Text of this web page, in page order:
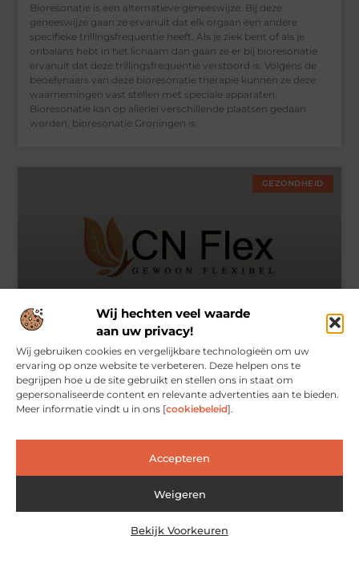
Wij hechten veel waarde
aan uw privacy!
Wij gebruiken cookies en vergelijkbare technologieën om uw
ervaring op onze website te verbeteren. Deze helpen ons te
begrijpen hoe u de site gebruikt en stellen ons in staat om
gepersonaliseerde content en relevante advertenties aan te bieden.
Meer informatie vindt u in ons [cookiebeleid].
Accepteren
Weigeren
Bekijk Voorkeuren
Bioresonatie is een alternatieve geneeswijze. Bij deze
geneeswijze gaan ze ervanuit dat elk orgaan een andere
specifieke trillingsfrequentie heeft. Als je ziek bent of als je
onbalans hebt in het lichaam dan gaan ze er bij bioresonatie
ervanuit dat deze trillingsfrequentie verstoord is. Volgens de
beoefenaars van deze bioresonatie therapie kunnen ze deze
waarnemingen vast stellen met speciale apparaten.
Bioresonatie kan op allerlei verschillende plaatsen gedaan
worden, bioresonatie Groningen is
GEZONDHEID
Speciaalschoenencollectie voor man en vrouw,
naast medisch pedicure en podologie
Amsterdam
Het kopen van speciaalschoenen kan een extra oplossing zijn
in een voetverzorgingscentrum in bijvoorbeeld Amsterdam.
Vaak is er een collectie voor zowel mannen als vrouwen
Cees Tak staat bekend als een voetverzorgingscentrum voor
medisch pedicure en podologie, maar is ook dé
speciaalschoenenspecialist in de omgeving van